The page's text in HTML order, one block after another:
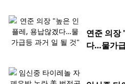
연준 의장
다…물가